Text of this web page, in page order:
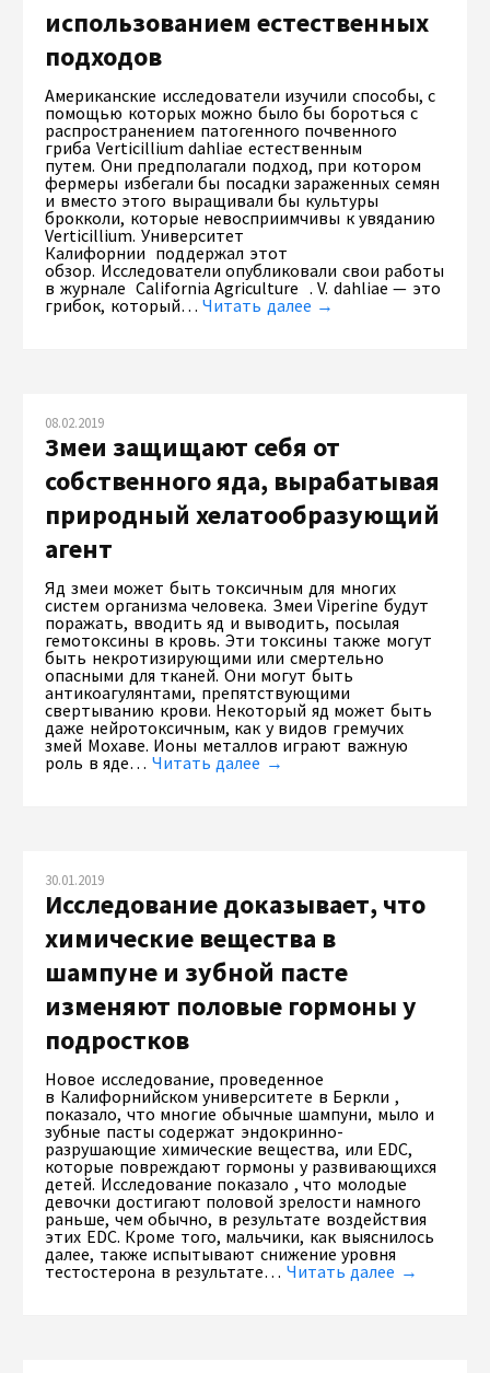
использованием естественных
подходов
Американские исследователи изучили способы, с
помощью которых можно было бы бороться с
распространением патогенного почвенного
гриба Verticillium dahliae естественным
путем. Они предполагали подход, при котором
фермеры избегали бы посадки зараженных семян
и вместо этого выращивали бы культуры
брокколи, которые невосприимчивы к увяданию
Verticillium. Университет
Калифорнии поддержал этот
обзор. Исследователи опубликовали свои работы
в журнале California Agriculture . V. dahliae — это
грибок, который…Читать далее →
08.02.2019
Змеи защищают себя от
собственного яда, вырабатывая
природный хелатообразующий
агент
Яд змеи может быть токсичным для многих
систем организма человека. Змеи Viperine будут
поражать, вводить яд и выводить, посылая
гемотоксины в кровь. Эти токсины также могут
быть некротизирующими или смертельно
опасными для тканей. Они могут быть
антикоагулянтами, препятствующими
свертыванию крови. Некоторый яд может быть
даже нейротоксичным, как у видов гремучих
змей Мохаве. Ионы металлов играют важную
роль в яде… Читать далее →
30.01.2019
Исследование доказывает, что
химические вещества в
шампуне и зубной пасте
изменяют половые гормоны у
подростков
Новое исследование, проведенное
в Калифорнийском университете в Беркли ,
показало, что многие обычные шампуни, мыло и
зубные пасты содержат эндокринно-
разрушающие химические вещества, или EDC,
которые повреждают гормоны у развивающихся
детей. Исследование показало , что молодые
девочки достигают половой зрелости намного
раньше, чем обычно, в результате воздействия
этих EDC. Кроме того, мальчики, как выяснилось
далее, также испытывают снижение уровня
тестостерона в результате… Читать далее →